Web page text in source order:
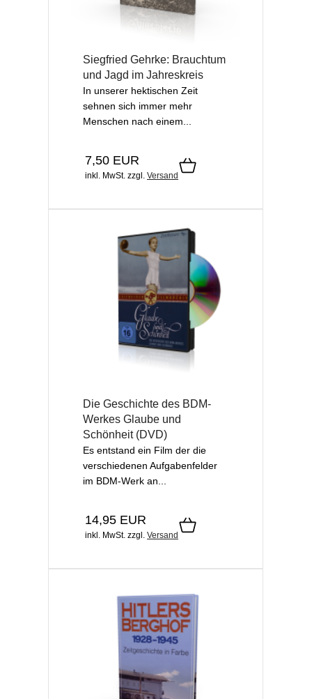
Siegfried Gehrke: Brauchtum
und Jagd im Jahreskreis
In unserer hektischen Zeit
sehnen sich immer mehr
Menschen nach einem...
7,50 EUR
inkl. MwSt. zzgl. Versand
Die Geschichte des BDM-
Werkes Glaube und
Schönheit (DVD)
Es entstand ein Film der die
verschiedenen Aufgabenfelder
im BDM-Werk an...
14,95 EUR
inkl. MwSt. zzgl. Versand